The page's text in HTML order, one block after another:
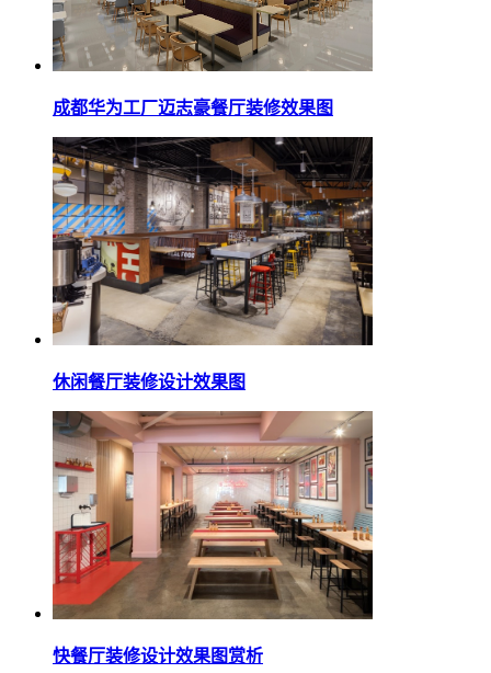
成都华为工厂迈志豪餐厅装修效果图
休闲餐厅装修设计效果图
快餐厅装修设计效果图赏析